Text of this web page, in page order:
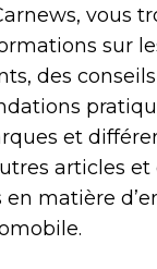
vous
sur
des
et
articles
en matière